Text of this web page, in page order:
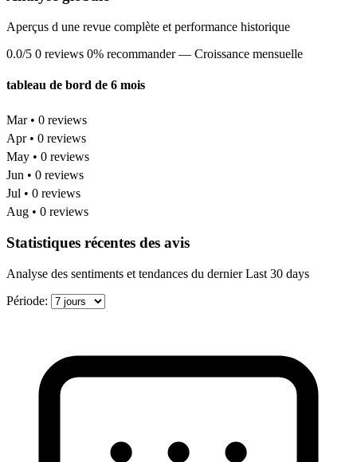
Aperçus d une revue complète et performance historique
0.0/5 0 reviews 0% recommander — Croissance mensuelle
tableau de bord de 6 mois
Mar • 0 reviews
Apr • 0 reviews
May • 0 reviews
Jun • 0 reviews
Jul • 0 reviews
Aug • 0 reviews
Statistiques récentes des avis
Analyse des sentiments et tendances du dernier Last 30 days
Période: